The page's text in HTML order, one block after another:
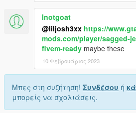
Inotgoat
@liljosh3xx https://
mods.com/player/sagged-
fivem-ready maybe these
10 Φεβρουάριος 2023
Μπες στη συζήτηση! Συνδέσου ή
μπορείς να σχολιάσεις.